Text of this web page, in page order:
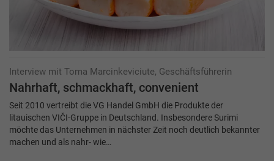
Interview mit Toma Marcinkeviciute, Geschäftsführerin
Nahrhaft, schmackhaft, convenient
Seit 2010 vertreibt die VG Handel GmbH die Produkte der
litauischen VIČI-Gruppe in Deutschland. Insbesondere Surimi
möchte das Unternehmen in nächster Zeit noch deutlich bekannter
machen und als nahr- wie…